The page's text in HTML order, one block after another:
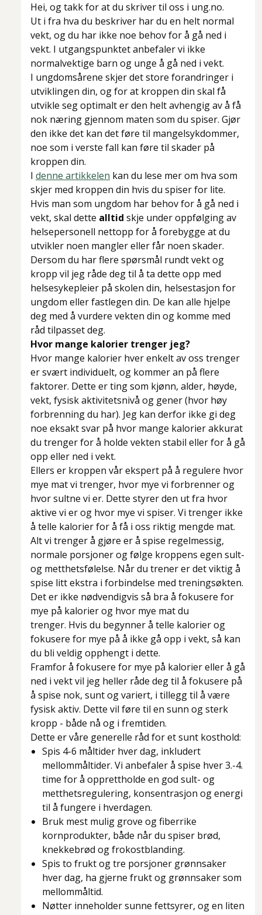
Hei, og takk for at du skriver til oss i ung.no.
Ut i fra hva du beskriver har du en helt normal
vekt, og du har ikke noe behov for å gå ned i
vekt. I utgangspunktet anbefaler vi ikke
normalvektige barn og unge å gå ned i vekt.
I ungdomsårene skjer det store forandringer i
utviklingen din, og for at kroppen din skal få
utvikle seg optimalt er den helt avhengig av å få
nok næring gjennom maten som du spiser. Gjør
den ikke det kan det føre til mangelsykdommer,
noe som i verste fall kan føre til skader på
kroppen din.
I denne artikkelen kan du lese mer om hva som
skjer med kroppen din hvis du spiser for lite.
Hvis man som ungdom har behov for å gå ned i
vekt, skal dette alltid skje under oppfølging av
helsepersonell nettopp for å forebygge at du
utvikler noen mangler eller får noen skader.
Dersom du har flere spørsmål rundt vekt og
kropp vil jeg råde deg til å ta dette opp med
helsesykepleier på skolen din, helsestasjon for
ungdom eller fastlegen din. De kan alle hjelpe
deg med å vurdere vekten din og komme med
råd tilpasset deg.
Hvor mange kalorier trenger jeg?
Hvor mange kalorier hver enkelt av oss trenger
er svært individuelt, og kommer an på flere
faktorer. Dette er ting som kjønn, alder, høyde,
vekt, fysisk aktivitetsnivå og gener (hvor høy
forbrenning du har). Jeg kan derfor ikke gi deg
noe eksakt svar på hvor mange kalorier akkurat
du trenger for å holde vekten stabil eller for å gå
opp eller ned i vekt.
Ellers er kroppen vår ekspert på å regulere hvor
mye mat vi trenger, hvor mye vi forbrenner og
hvor sultne vi er. Dette styrer den ut fra hvor
aktive vi er og hvor mye vi spiser. Vi trenger ikke
å telle kalorier for å få i oss riktig mengde mat.
Alt vi trenger å gjøre er å spise regelmessig,
normale porsjoner og følge kroppens egen sult-
og metthetsfølelse. Når du trener er det viktig å
spise litt ekstra i forbindelse med treningsøkten.
Det er ikke nødvendigvis så bra å fokusere for
mye på kalorier og hvor mye mat du
trenger. Hvis du begynner å telle kalorier og
fokusere for mye på å ikke gå opp i vekt, så kan
du bli veldig opphengt i dette.
Framfor å fokusere for mye på kalorier eller å gå
ned i vekt vil jeg heller råde deg til å fokusere på
å spise nok, sunt og variert, i tillegg til å være
fysisk aktiv. Dette vil føre til en sunn og sterk
kropp - både nå og i fremtiden.
Dette er våre generelle råd for et sunt kosthold:
Spis 4-6 måltider hver dag, inkludert
mellommåltider. Vi anbefaler å spise hver 3.-4.
time for å opprettholde en god sult- og
metthetsregulering, konsentrasjon og energi
til å fungere i hverdagen.
Bruk mest mulig grove og fiberrike
kornprodukter, både når du spiser brød,
knekkebrød og frokostblanding.
Spis to frukt og tre porsjoner grønnsaker
hver dag, ha gjerne frukt og grønnsaker som
mellommåltid.
Nøtter inneholder sunne fettsyrer, og en liten